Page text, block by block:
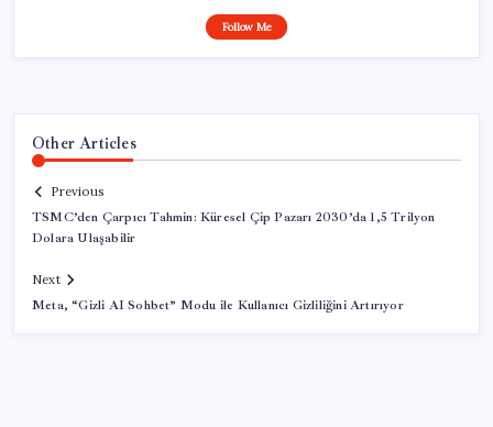
Follow Me
Other Articles
Previous
TSMC’den Çarpıcı Tahmin: Küresel Çip Pazarı 2030’da 1,5 Trilyon
Dolara Ulaşabilir
Next
Meta, “Gizli AI Sohbet” Modu ile Kullanıcı Gizliliğini Artırıyor